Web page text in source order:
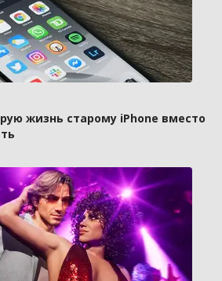
жизнь старому iPhone вместо